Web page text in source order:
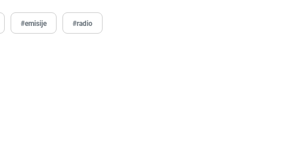
#emisije #radio